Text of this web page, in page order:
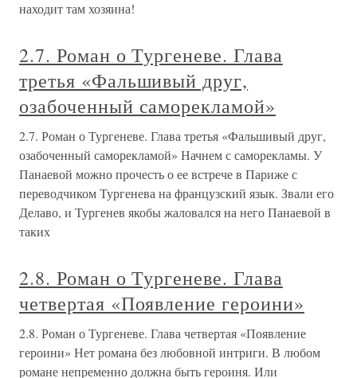
находит там хозяина!
2.7. Роман о Тургеневе. Глава
третья «Фальшивый друг,
озабоченный саморекламой»
2.7. Роман о Тургеневе. Глава третья «Фальшивый друг,
озабоченный саморекламой» Начнем с саморекламы. У
Панаевой можно прочесть о ее встрече в Париже с
переводчиком Тургенева на французский язык. Звали его
Делаво, и Тургенев якобы жаловался на него Панаевой в
таких
2.8. Роман о Тургеневе. Глава
четвертая «Появление героини»
2.8. Роман о Тургеневе. Глава четвертая «Появление
героини» Нет романа без любовной интриги. В любом
романе непременно должна быть героиня. Или